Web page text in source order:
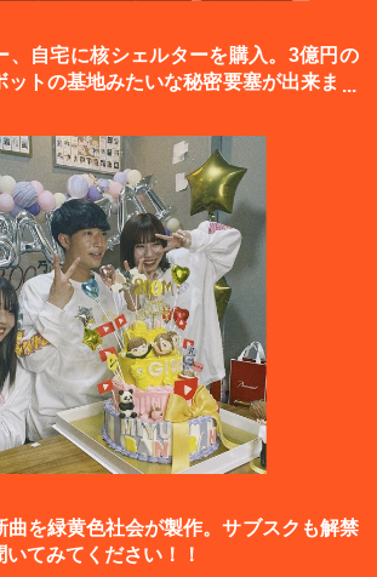
、自宅に核シェルターを購入。3億円の
トの基地みたいな秘密要塞が出来まし
曲を緑黄色社会が製作。サブスクも解禁
てみてください！！